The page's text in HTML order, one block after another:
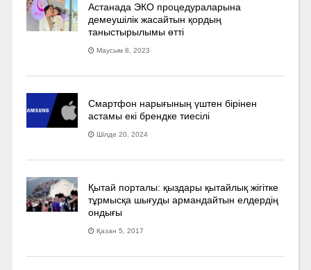
Астанада ЭКО процедураларына
демеушілік жасайтын қордың
таныстырылымы өтті
Маусым 8, 2023
Смартфон нарығының үштен бірінен
астамы екі брендке тиесілі
Шілде 20, 2024
Қытай порталы: қыздары қытайлық жігітке
тұрмысқа шығуды армандайтын елдердің
ондығы
Қазан 5, 2017